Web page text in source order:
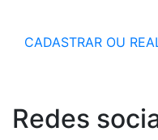
CADASTRAR OU
Redes